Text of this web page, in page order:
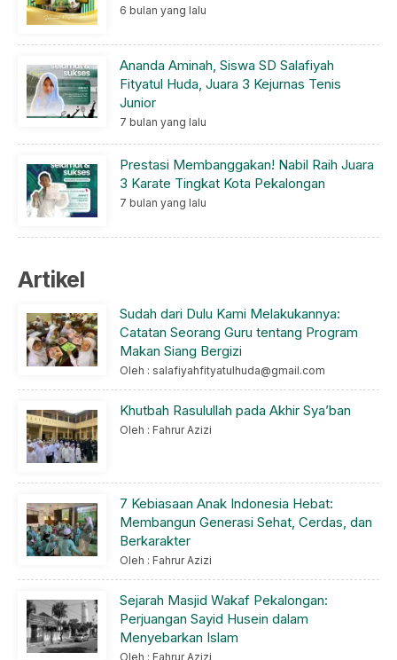
6 bulan yang lalu
Ananda Aminah, Siswa SD Salafiyah
Fityatul Huda, Juara 3 Kejurnas Tenis
Junior
7 bulan yang lalu
Prestasi Membanggakan! Nabil Raih Juara
3 Karate Tingkat Kota Pekalongan
7 bulan yang lalu
Artikel
Sudah dari Dulu Kami Melakukannya:
Catatan Seorang Guru tentang Program
Makan Siang Bergizi
Oleh : salafiyahfityatulhuda@gmail.com
Khutbah Rasulullah pada Akhir Sya’ban
Oleh : Fahrur Azizi
7 Kebiasaan Anak Indonesia Hebat:
Membangun Generasi Sehat, Cerdas, dan
Berkarakter
Oleh : Fahrur Azizi
Sejarah Masjid Wakaf Pekalongan:
Perjuangan Sayid Husein dalam
Menyebarkan Islam
Oleh : Fahrur Azizi